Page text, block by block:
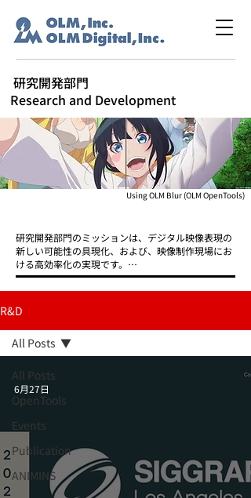
研究開発部門
Research and Development
​Using OLM Blur (OLM OpenTools)
​研究開発部門のミッションは、デジタル映像表現の
新しい可能性の具現化、および、映像制作現場にお
ける高効率化の実現です。
開発すべき技術は多岐にわたりますが、どの技術も
現場で使用されてはじめて意味をもちます。そこで
我々は、デジタル映像制作現場に身を置き、現場の
ニーズを肌で感じ取りながら、開発や基礎研究をす
すめています。
また、単に映像の技術的な側面のみならず、 映像制
作自体にも挑戦しています。アーティストのセンス
と、我々の技術とのコラボレーションを通じて、斬
け、精力的に制作しています。
これらの活動は、社内外、国内外の研究者・アーテ
ィストとの積極的な交流がベースとなっています。
人、アート、技術との新しいインタラクションを、
我々はいつも追い求めているのです。
R&D
All Posts
OpenTools
Events
Publication
ANIMINS
All Posts
6月27日